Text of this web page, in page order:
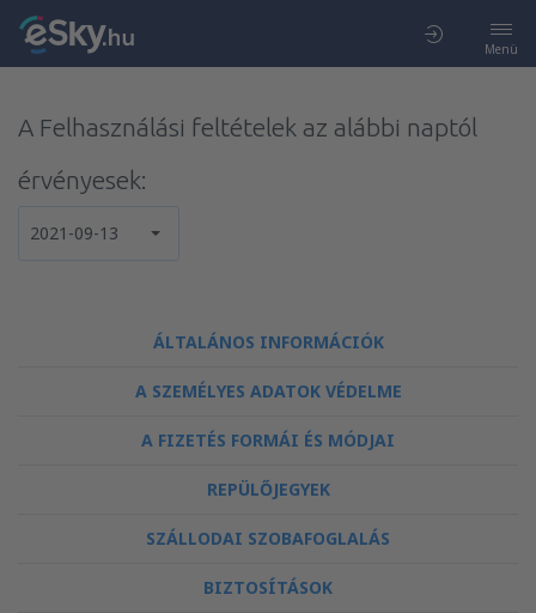
Menü
A Felhasználási feltételek az alábbi naptól
érvényesek:
2021-09-13
ÁLTALÁNOS INFORMÁCIÓK
A SZEMÉLYES ADATOK VÉDELME
A FIZETÉS FORMÁI ÉS MÓDJAI
REPÜLŐJEGYEK
SZÁLLODAI SZOBAFOGLALÁS
BIZTOSÍTÁSOK